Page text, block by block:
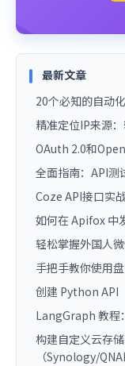
最新文章
20个必知的自动
精准定位IP来源
OAuth 2.0和
全面指南：API测
Coze API接口实
如何在 Apifox 中
轻松掌握外国人
手把手教你使用
创建 Python API
LangGraph 教程
构建自定义云存
（Synology/